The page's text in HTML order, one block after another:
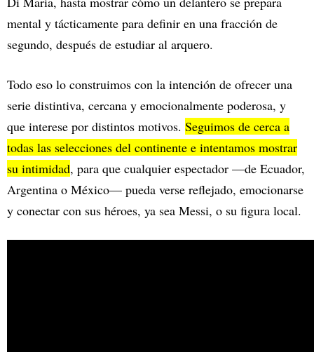
mental y tácticamente para definir en una fracción de
segundo, después de estudiar al arquero.
Todo eso lo construimos con la intención de ofrecer una
serie distintiva, cercana y emocionalmente poderosa, y
que interese por distintos motivos. Seguimos de cerca a
todas las selecciones del continente e intentamos mostrar
su intimidad, para que cualquier espectador —de Ecuador,
Argentina o México— pueda verse reflejado, emocionarse
y conectar con sus héroes, ya sea Messi, o su figura local.